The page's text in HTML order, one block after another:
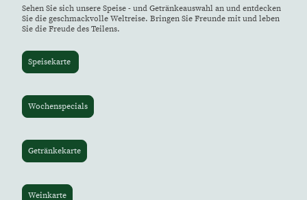
Sehen Sie sich unsere Speise - und Getränkeauswahl an und entdecken
Sie die geschmackvolle Weltreise. Bringen Sie Freunde mit und leben
Sie die Freude des Teilens.
Speisekarte
Wochenspecials
Getränkekarte
Weinkarte